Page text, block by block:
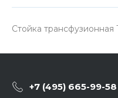
Стойка
+7 (495) 665-99-58